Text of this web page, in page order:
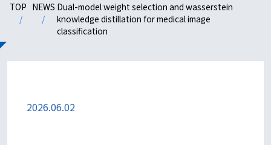
TOP NEWS Dual-model weight selection and wasserstein
knowledge distillation for medical image
classification
2026.06.02